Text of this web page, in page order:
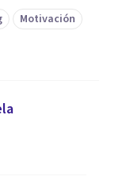
Motivación